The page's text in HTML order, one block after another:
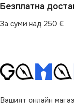
Безплатна
За суми над 250 €
Вашият онлайн